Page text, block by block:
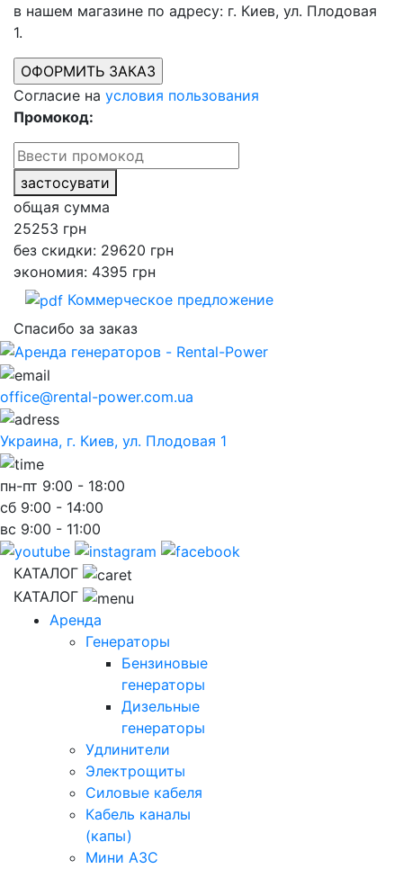
в нашем магазине по адресу: г. Киев, ул. Плодовая
1.
Согласие на условия пользования
Промокод:
застосувати
общая сумма
25253 грн
без скидки: 29620 грн
экономия: 4395 грн
Коммерческое предложение
Спасибо за заказ
office@rental-power.com.ua
Украина, г. Киев, ул. Плодовая 1
пн-пт 9:00 - 18:00
сб 9:00 - 14:00
вс 9:00 - 11:00
КАТАЛОГ
КАТАЛОГ
Аренда
Генераторы
Бензиновые
генераторы
Дизельные
генераторы
Удлинители
Электрощиты
Силовые кабеля
Кабель каналы
(капы)
Мини АЗС